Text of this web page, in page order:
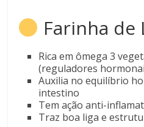
Farinha de
Rica em ômega 3
(reguladores
Auxilia no equilíbrio
intestino
Tem ação anti-
Traz boa liga e